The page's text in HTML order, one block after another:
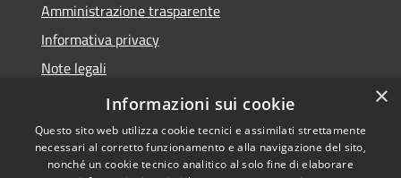
Amministrazione trasparente
Informativa privacy
Note legali
Dichiarazione di accessibilità
×
Informazioni sui cookie
Questo sito web utilizza cookie tecnici e assimilati strettamente
necessari al corretto funzionamento e alla navigazione del sito,
nonché un cookie tecnico analitico al solo fine di elaborare